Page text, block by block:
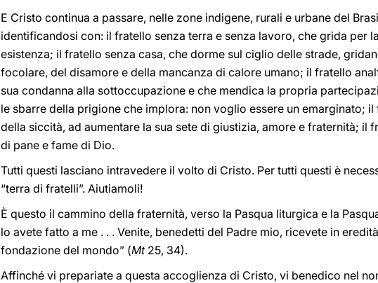
E Cristo continua a passare, nelle zone indigene, rurali e urbane del
identificandosi con: il fratello senza terra e senza lavoro, che grida per
esistenza; il fratello senza casa, che dorme sul ciglio delle strade,
focolare, del disamore e della mancanza di calore umano; il fratello
sua condanna alla sottoccupazione e che mendica la propria
le sbarre della prigione che implora: non voglio essere un emarginato;
della siccità, ad aumentare la sua sete di giustizia, amore e fraternità; il
di pane e fame di Dio.
Tutti questi lasciano intravedere il volto di Cristo. Per tutti questi è
“terra di fratelli”. Aiutiamoli!
È questo il cammino della fraternità, verso la Pasqua liturgica e la
lo avete fatto a me . . . Venite, benedetti del Padre mio, ricevete in
fondazione del mondo” (Mt25, 34).
Affinché vi prepariate a questa accoglienza di Cristo, vi benedico nel